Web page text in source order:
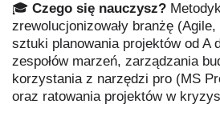
🎓 Czego się nauczysz?
zrewolucjonizowały branżę
sztuki planowania projektów od A
zespołów marzeń, zarządzania
korzystania z narzędzi pro (MS
oraz ratowania projektów w